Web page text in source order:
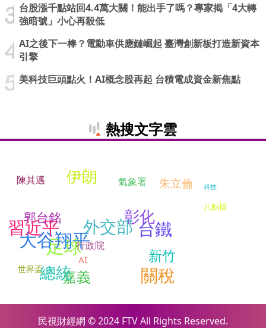
台股漲千點站回4.4萬大關！能出手了嗎？專家揭「4大轉
強暗號」小心再殺低
AI之後下一棒？電動車供應鏈崛起 臺灣創新板打造新資本
引擎
美科技巨頭點火！AI概念股再起 台積電成資金新焦點
熱搜文字雲
伊朗
八點檔
科技
足球
大谷翔平
朱立倫
郭台銘
世界盃
氣象署
習近平
AI
嘉義 關稅
陳其邁
彰化
外交部
新竹
台鐵
總統
行政院
民視財經網 © 2024 FTV All Rights Reserved.